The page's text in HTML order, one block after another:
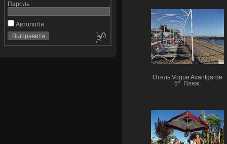
Пароль
Автолоґін
Отель Vogue Avantgarde
5*. Пляж.